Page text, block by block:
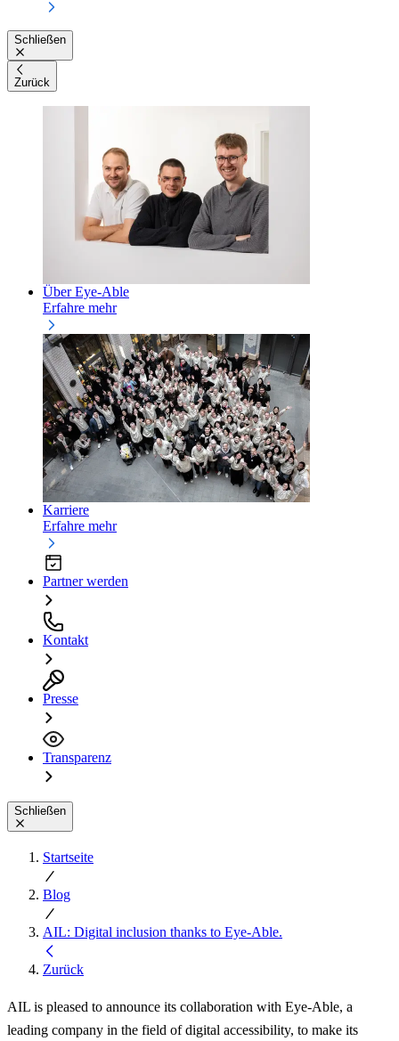
Schließen
Zurück
Über Eye-Able
Erfahre mehr
Karriere
Erfahre mehr
Partner werden
Kontakt
Presse
Transparenz
Schließen
Startseite
Blog
AIL: Digital inclusion thanks to Eye-Able.
Zurück
AIL is pleased to announce its collaboration with Eye-Able, a
leading company in the field of digital accessibility, to make its